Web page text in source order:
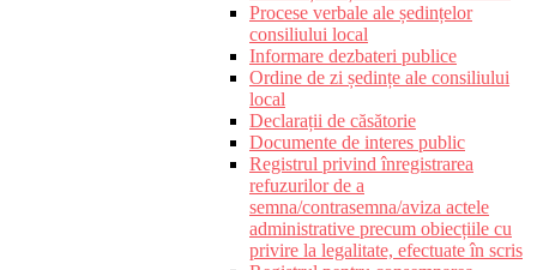
Procese verbale ale ședințelor
consiliului local
Informare dezbateri publice
Ordine de zi ședințe ale consiliului
local
Declarații de căsătorie
Documente de interes public
Registrul privind înregistrarea
refuzurilor de a
semna/contrasemna/aviza actele
administrative precum obiecțiile cu
privire la legalitate, efectuate în scris